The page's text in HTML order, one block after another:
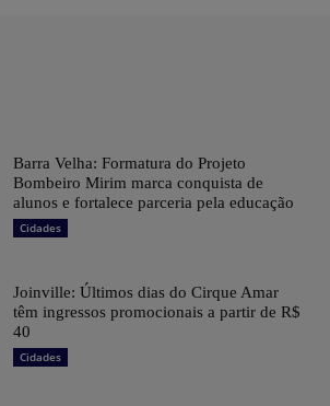
Barra Velha: Formatura do Projeto
Bombeiro Mirim marca conquista de
alunos e fortalece parceria pela educação
Cidades
Joinville: Últimos dias do Cirque Amar
têm ingressos promocionais a partir de R$
40
Cidades